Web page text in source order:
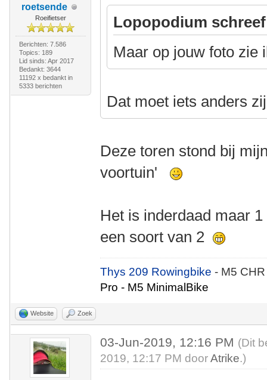
roetsende
Roeifietser
Berichten: 7.586
Topics: 189
Lid sinds: Apr 2017
Bedankt: 3644
11192 x bedankt in
5333 berichten
Lopopodium
Maar op jouw foto zie
Dat moet iets anders
Deze toren stond bij
voortuin'
Het is inderdaad maar
een soort van 2
Thys 209 Rowingbike- M5
Pro - M5 MinimalBike
Website Zoek
03-Jun-2019, 12:16 PM (Dit
2019, 12:17 PM doorAtrike.)